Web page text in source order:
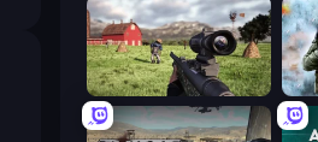
Dead Zed